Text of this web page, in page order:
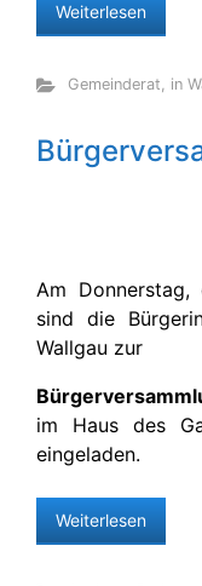
Weiterlesen
Gemeinderat, in
Am Donnerstag,
sind die
Wallgau zur
im Haus des
eingeladen.
Weiterlesen